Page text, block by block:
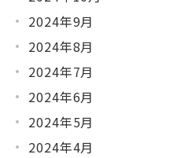
2024年9月
2024年8月
2024年7月
2024年6月
2024年5月
2024年4月